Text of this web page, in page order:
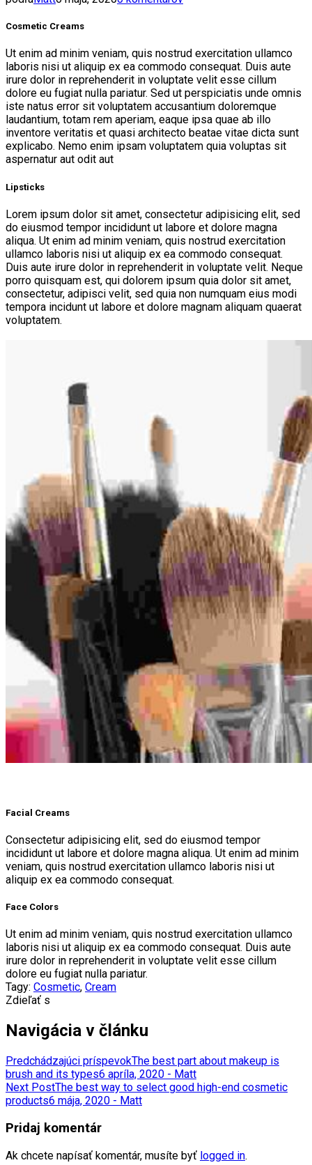
Cosmetic Creams
Ut enim ad minim veniam, quis nostrud exercitation ullamco
laboris nisi ut aliquip ex ea commodo consequat. Duis aute
irure dolor in reprehenderit in voluptate velit esse cillum
dolore eu fugiat nulla pariatur. Sed ut perspiciatis unde omnis
iste natus error sit voluptatem accusantium doloremque
laudantium, totam rem aperiam, eaque ipsa quae ab illo
inventore veritatis et quasi architecto beatae vitae dicta sunt
explicabo. Nemo enim ipsam voluptatem quia voluptas sit
aspernatur aut odit aut
Lipsticks
Lorem ipsum dolor sit amet, consectetur adipisicing elit, sed
do eiusmod tempor incididunt ut labore et dolore magna
aliqua. Ut enim ad minim veniam, quis nostrud exercitation
ullamco laboris nisi ut aliquip ex ea commodo consequat.
Duis aute irure dolor in reprehenderit in voluptate velit. Neque
porro quisquam est, qui dolorem ipsum quia dolor sit amet,
consectetur, adipisci velit, sed quia non numquam eius modi
tempora incidunt ut labore et dolore magnam aliquam quaerat
voluptatem.
Facial Creams
Consectetur adipisicing elit, sed do eiusmod tempor
incididunt ut labore et dolore magna aliqua. Ut enim ad minim
veniam, quis nostrud exercitation ullamco laboris nisi ut
aliquip ex ea commodo consequat.
Face Colors
Ut enim ad minim veniam, quis nostrud exercitation ullamco
laboris nisi ut aliquip ex ea commodo consequat. Duis aute
irure dolor in reprehenderit in voluptate velit esse cillum
dolore eu fugiat nulla pariatur.
Tagy: Cosmetic, Cream
Zdieľať s
Navigácia v článku
Predchádzajúci príspevokThe best part about makeup is
brush and its types6 apríla, 2020 - Matt
Next PostThe best way to select good high-end cosmetic
products6 mája, 2020 - Matt
Pridaj komentár
Ak chcete napísať komentár, musíte byť logged in.